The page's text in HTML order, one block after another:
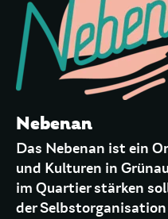
Nebenan
Das Nebenan ist ein
und Kulturen in
im Quartier stärken
der